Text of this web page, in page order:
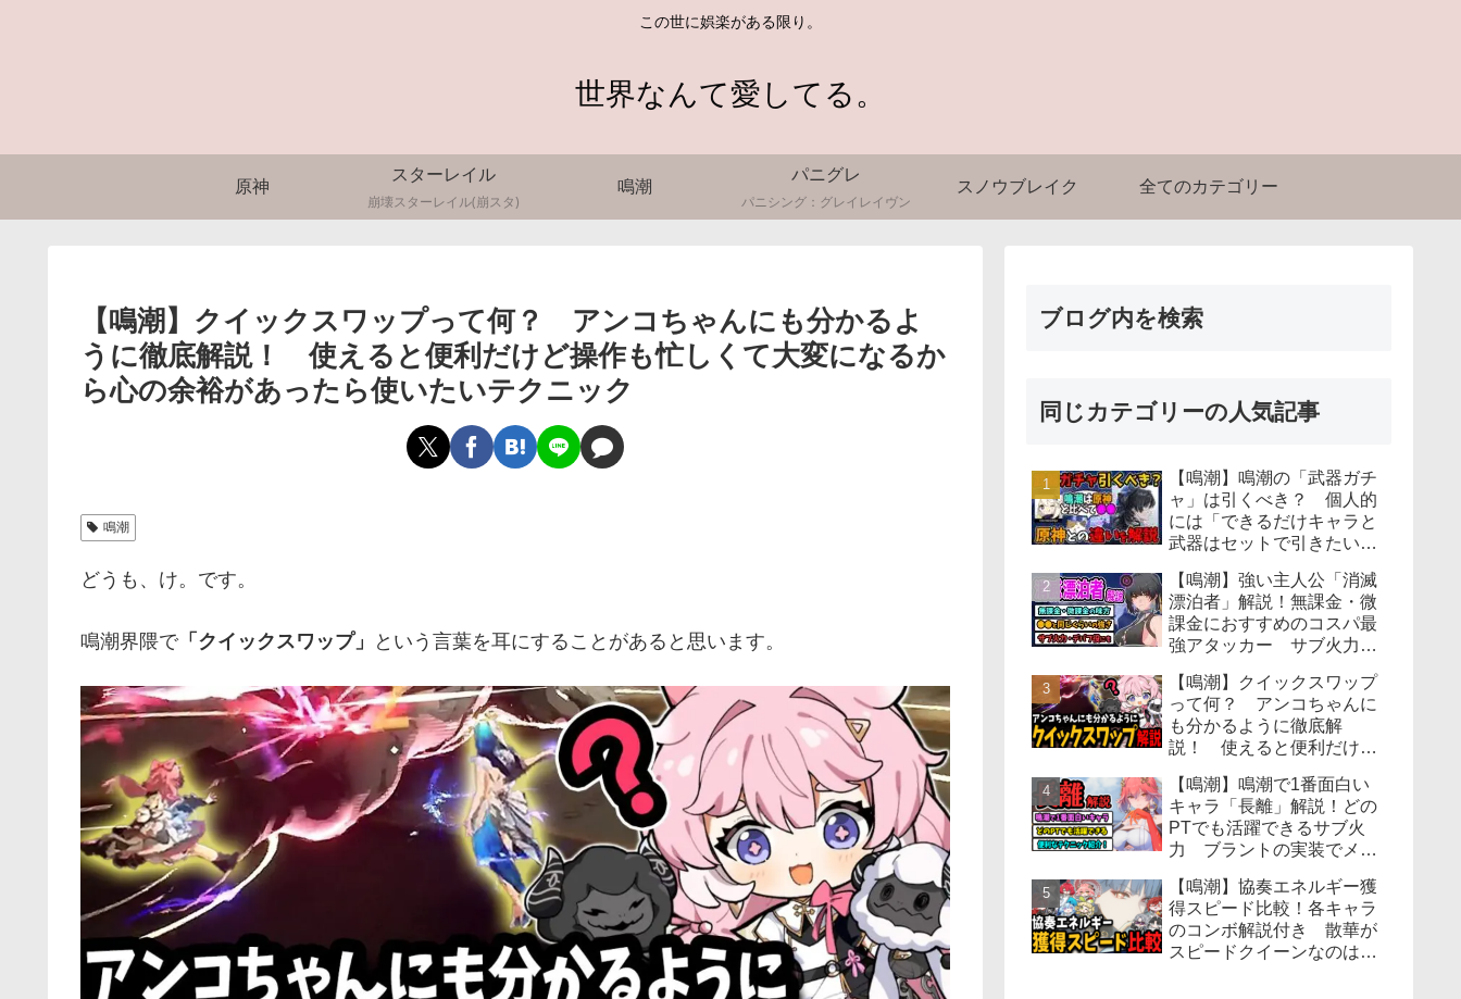
この世に娯楽がある限り。
世界なんて愛してる。
原神
スターレイル
崩壊スターレイル(崩スタ)
鳴潮
パニグレ
パニシング：グレイレイヴン
スノウブレイク 全てのカテゴリー
【鳴潮】クイックスワップって何？ アンコちゃんにも分かるよ
うに徹底解説！ 使えると便利だけど操作も忙しくて大変になるか
ら心の余裕があったら使いたいテクニック
鳴潮
どうも、け。です。
鳴潮界隈で「クイックスワップ」 という言葉を耳にすることがあると思います。
ブログ内を検索
同じカテゴリーの人気記事
【鳴潮】鳴潮の「武器ガチ
ャ」は引くべき？ 個人的
には「できるだけキャラと
武器はセットで引きたい」
に星5武器1つは用意してお
きたいかも 原神の武器ガ
チャと比較しながら解説
【鳴潮】強い主人公「消滅
漂泊者」解説！無課金・微
課金におすすめのコスパ最
強アタッカー サブ火力・
る！ 恒常星5アタッカー
くらいの強さで高難易度コ
ンテンツの攻略も可能
【鳴潮】クイックスワップ
って何？ アンコちゃんに
も分かるように徹底解
説！ 使えると便利だけど
から心の余裕があったら使
いたいテクニック
【鳴潮】鳴潮で1番面白い
キャラ「長離」解説！どの
PTでも活躍できるサブ火
力 ブラントの実装でメイ
も？（武器／音骸／スキル
回し／PT編成／ダメージ計
算）
【鳴潮】協奏エネルギー獲
得スピード比較！各キャラ
のコンボ解説付き 散華が
スピードクイーンなのは確